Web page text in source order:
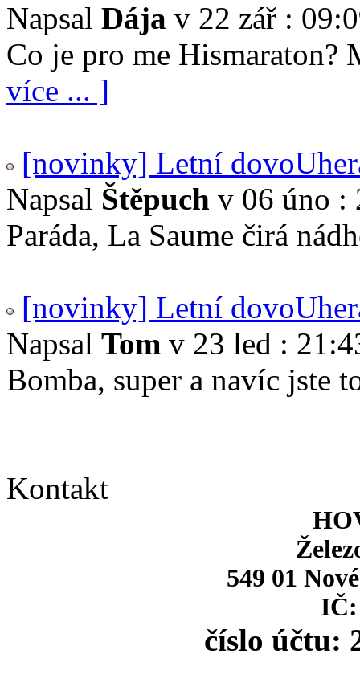
Napsal Dája v 22 zář :
Co je pro me Hismaraton?
více ... ]
[novinky] Letní
Napsal Štěpuch v 06 úno :
Paráda, La Saume čirá
[novinky] Letní
Napsal Tom v 23 led :
Bomba, super a navíc jste
Kontakt
549 01
IČ:
číslo účtu: